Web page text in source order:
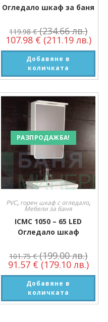
Огледало шкаф за баня
119.98€ (234.66 лв.)
107.98 € (211.19 лв.)
Добавяне в
количката
РАЗПРОДАЖБА!
PVC, горен шкаф с огледало,
Мебели за баня
ICMC 1050 – 65 LED
Огледало шкаф
101.75€ (199.00 лв.)
91.57 € (179.10 лв.)
Добавяне в
количката